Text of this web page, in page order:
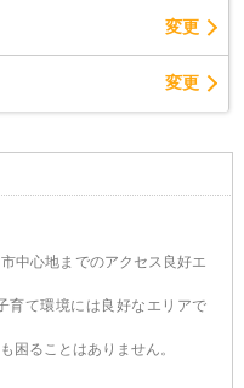
変更
変更
中心地までのアクセス良好エ
育て環境には良好なエリアで
困ることはありません。